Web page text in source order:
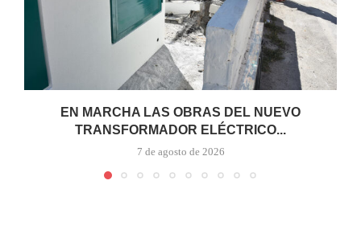
EN MARCHA LAS OBRAS DEL NUEVO
TRANSFORMADOR ELÉCTRICO...
7 de agosto de 2026